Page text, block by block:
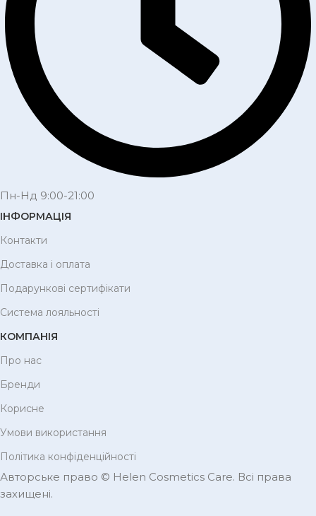
Пн-Нд 9:00-21:00
ІНФОРМАЦІЯ
Контакти
Доставка і оплата
Подарункові сертифікати
Система лояльності
КОМПАНІЯ
Про нас
Бренди
Корисне
Умови використання
Політика конфіденційності
Авторське право © Helen Cosmetics Care. Всі права
захищені.